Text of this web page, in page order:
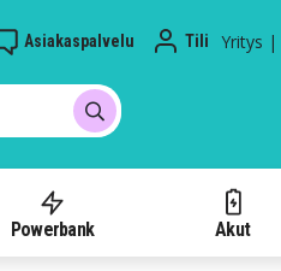
Asiakaspalvelu Tili Yritys |
Powerbank Akut